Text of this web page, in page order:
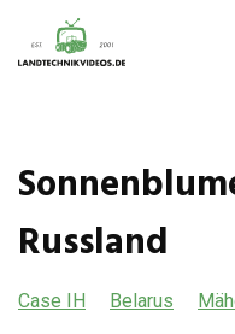
Russland
Case IH Belarus